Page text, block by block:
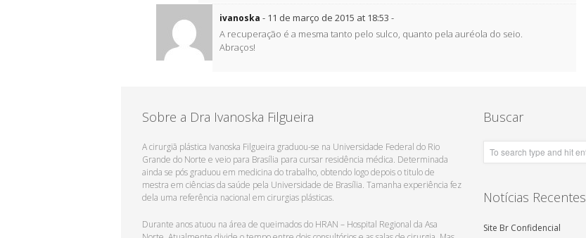
ivanoska - 11 de março de 2015 at 18:53 -
A recuperação é a mesma tanto pelo sulco, quanto pela auréola do seio.
Abraços!
Sobre a Dra Ivanoska Filgueira
A cirurgiã plástica Ivanoska Filgueira graduou-se na Universidade Federal do Rio
Grande do Norte e veio para Brasília para cursar residência médica. Determinada
ainda se pós graduou em medicina do trabalho, obtendo logo depois o titulo de
mestra em ciências da saúde pela Universidade de Brasília. Tamanha experiência fez
dela uma referência nacional em cirurgias plásticas.
Durante anos atuou na área de queimados do HRAN – Hospital Regional da Asa
Buscar
Notícias Recentes
Site Br Confidencial